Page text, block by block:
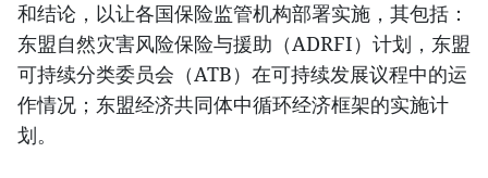
和结论，以让各国保险监管机构部署实施，其包括：
东盟自然灾害风险保险与援助（ADRFI）计划，东盟
可持续分类委员会（ATB）在可持续发展议程中的运
作情况；东盟经济共同体中循环经济框架的实施计
划。